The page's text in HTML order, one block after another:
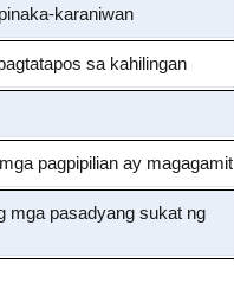
karaniwan
sa kahilingan
pagpipilian ay magagamit
mga pasadyang sukat ng